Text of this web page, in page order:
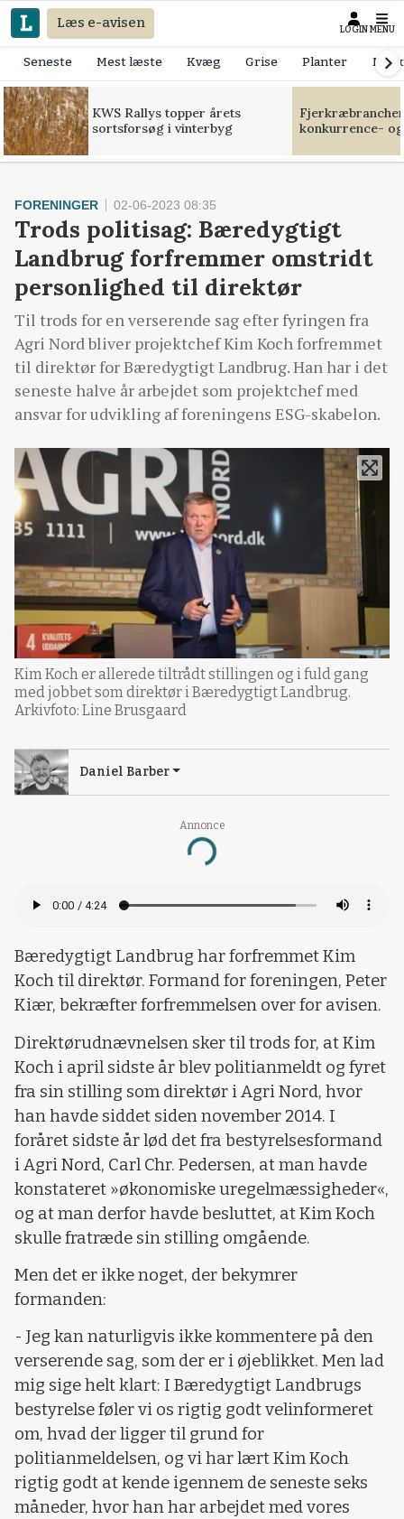
Læs e-avisen LOGIN MENU
Seneste Mest læste Kvæg Grise Planter
KWS Rallys topper årets
sortsforsøg i vinterbyg
konkurrence-
Annonce
Loading...
FORENINGER 02-06-2023 08:35
Trods politisag: Bæredygtigt
Landbrug forfremmer omstridt
personlighed til direktør
Til trods for en verserende sag efter fyringen fra
Agri Nord bliver projektchef Kim Koch forfremmet
til direktør for Bæredygtigt Landbrug. Han har i det
seneste halve år arbejdet som projektchef med
ansvar for udvikling af foreningens ESG-skabelon.
Kim Koch er allerede tiltrådt stillingen og i fuld gang
med jobbet som direktør i Bæredygtigt Landbrug.
Arkivfoto: Line Brusgaard
Daniel Barber
Bæredygtigt Landbrug har forfremmet Kim
Koch til direktør. Formand for foreningen, Peter
Kiær, bekræfter forfremmelsen over for avisen.
Direktørudnævnelsen sker til trods for, at Kim
Koch i april sidste år blev politianmeldt og fyret
fra sin stilling som direktør i Agri Nord, hvor
han havde siddet siden november 2014. I
foråret sidste år lød det fra bestyrelsesformand
i Agri Nord, Carl Chr. Pedersen, at man havde
konstateret »økonomiske uregelmæssigheder«,
og at man derfor havde besluttet, at Kim Koch
skulle fratræde sin stilling omgående.
Men det er ikke noget, der bekymrer
formanden:
- Jeg kan naturligvis ikke kommentere på den
verserende sag, som der er i øjeblikket. Men lad
mig sige helt klart: I Bæredygtigt Landbrugs
bestyrelse føler vi os rigtig godt velinformeret
om, hvad der ligger til grund for
politianmeldelsen, og vi har lært Kim Koch
rigtig godt at kende igennem de seneste seks
måneder, hvor han har arbejdet med vores